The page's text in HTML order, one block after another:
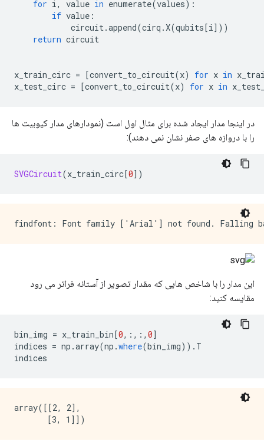
for i, value in enumerate(values):
if value :
circuit.append(cirq .X(qubits[i]))
return circuit
x_train_circ = [convert_to_circuit(x) for x in
x_test_circ = [convert_to_circuit(x) for x in
در اینجا مدار ایجاد شده برای مثال اول است (نمودارهای مدار کیوبیت ها
را با دروازه های صفر نشان نمی دهند):
SVGCircuit(x_train_circ[0])
این مدار را با شاخص هایی که مقدار تصویر از آستانه فراتر می رود
مقایسه کنید:
bin_img = x_train_bin[0,:,:, 0]
indices = np .array(np .where(bin_img)). T
indices
array([[2, 2],